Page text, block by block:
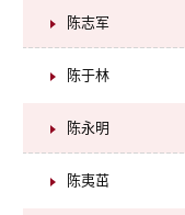
陈志军
陈于林
陈永明
陈夷茁